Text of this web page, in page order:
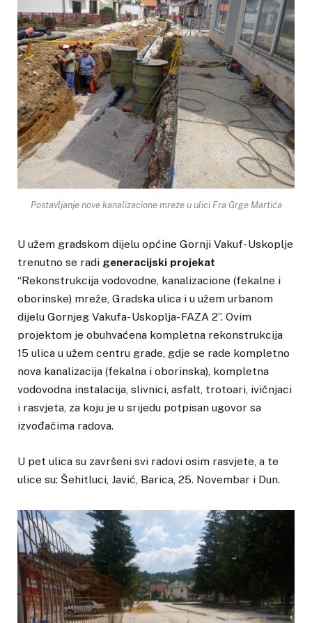
Postavljanje nove kanalizacione mreže u ulici Fra Grge Martića
U užem gradskom dijelu općine Gornji Vakuf- Uskoplje
trenutno se radi generacijski projekat
“Rekonstrukcija vodovodne, kanalizacione (fekalne i
oborinske) mreže, Gradska ulica i u užem urbanom
dijelu Gornjeg Vakufa- Uskoplja- FAZA 2”. Ovim
projektom je obuhvaćena kompletna rekonstrukcija
15 ulica u užem centru grade, gdje se rade kompletno
nova kanalizacija (fekalna i oborinska), kompletna
vodovodna instalacija, slivnici, asfalt, trotoari, ivičnjaci
i rasvjeta, za koju je u srijedu potpisan ugovor sa
izvođačima radova.
U pet ulica su završeni svi radovi osim rasvjete, a te
ulice su: Šehitluci, Javić, Barica, 25. Novembar i Dun.